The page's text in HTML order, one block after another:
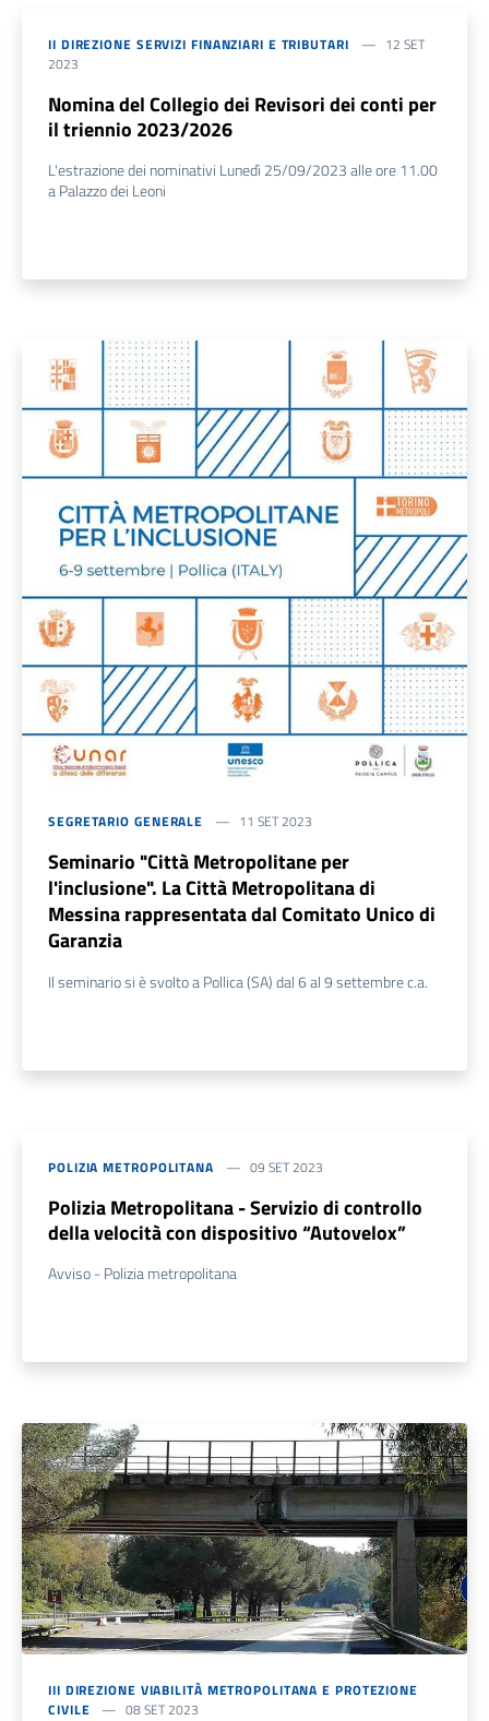
II DIREZIONE SERVIZI FINANZIARI E TRIBUTARI
12 SET
2023
Nomina del Collegio dei Revisori dei conti per
il triennio 2023/2026
L'estrazione dei nominativi Lunedì 25/09/2023 alle ore 11.00
a Palazzo dei Leoni
SEGRETARIO GENERALE 11 SET 2023
Seminario "Città Metropolitane per
l'inclusione". La Città Metropolitana di
Messina rappresentata dal Comitato Unico di
Garanzia
Il seminario si è svolto a Pollica (SA) dal 6 al 9 settembre c.a.
POLIZIA METROPOLITANA 09 SET 2023
Polizia Metropolitana - Servizio di controllo
della velocità con dispositivo “Autovelox”
Avviso - Polizia metropolitana
III DIREZIONE VIABILITÀ METROPOLITANA E PROTEZIONE
CIVILE
08 SET 2023